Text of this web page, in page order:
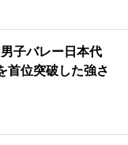
子バレー日本代
首位突破した強さ